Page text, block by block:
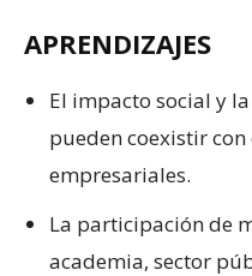
APRENDIZAJES
El impacto social y
pueden coexistir
empresariales.
La participación de
academia, sector